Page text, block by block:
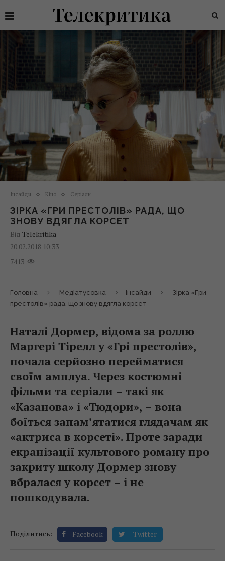
Інсайди Кіно Серіали
ЗІРКА «ГРИ ПРЕСТОЛІВ» РАДА, ЩО
ЗНОВУ ВДЯГЛА КОРСЕТ
Від Telekritika
20.02.2018 10:33
7413
Головна Медіатусовка Інсайди
Зірка «Гри
престолів» рада, що знову вдягла корсет
Наталі Дормер, відома за роллю
Маргері Тірелл у «Грі престолів»,
почала серйозно перейматися
своїм амплуа. Через костюмні
фільми та серіали – такі як
«Казанова» і «Тюдори», – вона
боїться запам’ятатися глядачам як
«актриса в корсеті». Проте заради
екранізації культового роману про
закриту школу Дормер знову
вбралася у корсет – і не
пошкодувала.
Поділитись: Facebook Twitter